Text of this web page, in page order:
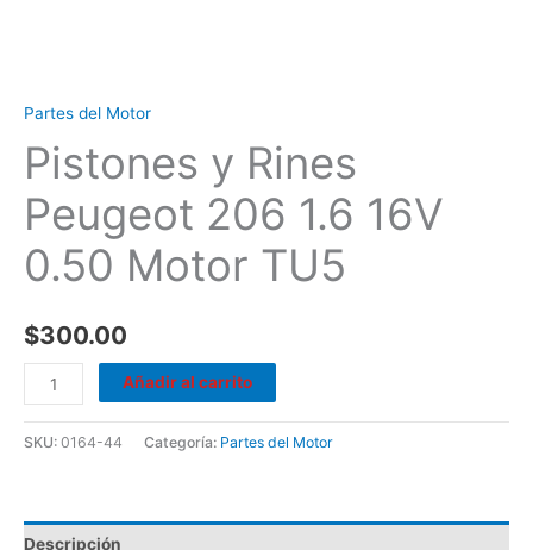
Partes del Motor
Pistones y Rines
Peugeot 206 1.6 16V
0.50 Motor TU5
$300.00
Añadir al carrito
SKU: 0164-44 Categoría: Partes del Motor
Descripción